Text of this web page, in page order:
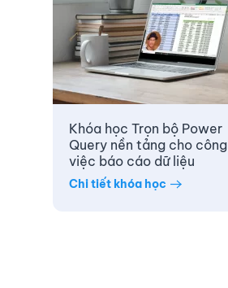
Khóa học Trọn bộ Power
Query nền tảng cho công
việc báo cáo dữ liệu
Chi tiết khóa học